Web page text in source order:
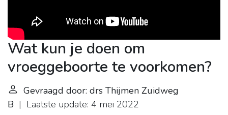
Wat kun je doen om
vroeggeboorte te voorkomen?
Gevraagd door: drs Thijmen Zuidweg
B | Laatste update: 4 mei 2022